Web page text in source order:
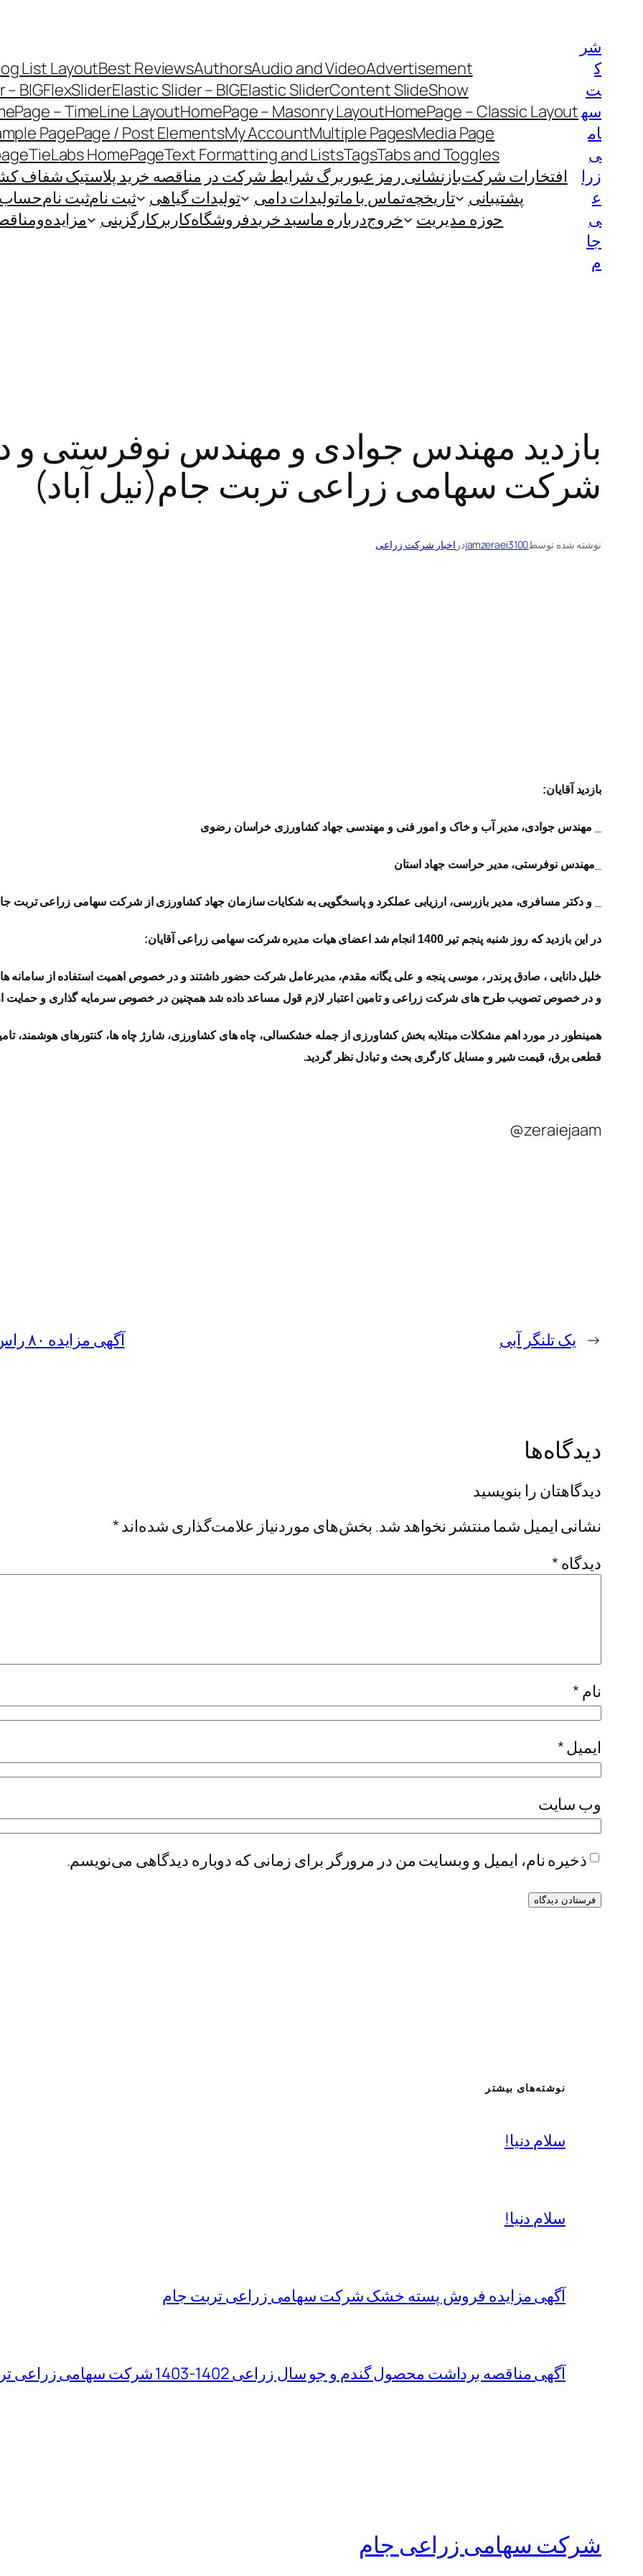
شر
ک
ت
سه
ام
ی
زرا
ع
ی
جا
م
Advertisement
Audio and Video
Authors
Best Reviews
List Layout
Content SlideShow
Elastic Slider
Elastic Slider – BIG
FlexSlider
– BIG
HomePage – Classic Layout
HomePage – Masonry Layout
– TimeLine Layout
Media Page
Multiple Pages
My Account
Page / Post Elements
Page
Tabs and Toggles
Tags
Text Formatting and Lists
TieLabs HomePage
افتخارات شرکتبازنشانی رمز عبور برگ شرایط شرکت در مناقصه خرید پلاستیک شفاف
پشتیبانی
تاریخچهتماس با ماتولیدات دامی تولیدات گیاهی ثبت نامثبت نامحساب
حوزه مدیریت
خروجدرباره ماسبد خریدفروشگاهکاربرکارگزینی
بازدید مهندس جوادی و مهندس نوفرستی و
شرکت سهامی زراعی تربت جام(نیل آباد)
نوشته شده توسطjamzeraei3100در اخبار شرکت زراعی
بازدید آقایان:
_ مهندس جوادی، مدیر آب و خاک و امور فنی و مهندسی جهاد کشاورزی خراسان رضوی
_مهندس نوفرستی، مدیر حراست جهاد استان
_ و دکتر مسافری، مدیر بازرسی، ارزیابی عملکرد و پاسخگویی به شکایات سازمان جهاد کشاورزی از شرکت سهامی زراعی تربت جام
در این بازدید که روز شنبه پنجم تیر 1400 انجام شد اعضای هیات مدیره شرکت سهامی زراعی آقایان:
خلیل دانایی ، صادق پرندر ، موسی پنجهو علی یگانه مقدم، مدیرعامل شرکت حضور داشتند و در خصوص اهمیت استفاده از
و در خصوص تصویب طرح های شرکتزراعی و تامين اعتبار لازم قول مساعد داده شد همچنین در خصوص سرمایه گذاری و حمایت
همینطور در مورد اهم مشکلات مبتلابه بخش کشاورزی از جمله خشکسالی، چاه های کشاورزی، شارژ چاه ها، کنتورهای هوشمند،
قطعی برق، قیمت شیر و مسایل کارگری بحث و تبادل نظر گردید.
zeraiejaam@
← یک تلنگر آبی آگهی مزایده ۸۰ راس بره نر تولیدی واحد گوسفندداری شرکت
دیدگاه‌ها
دیدگاهتان را بنویسید
نشانی ایمیل شما منتشر نخواهد شد. بخش‌های موردنیاز علامت‌گذاری شده‌اند*
دیدگاه *
نام *
ایمیل*
وب‌ سایت
ذخیره نام، ایمیل و وبسایت من در مرورگر برای زمانی که دوباره دیدگاهی می‌نویسم.
نوشته‌های بیشتر
سلام دنیا!
سلام دنیا!
آگهی مزایده فروش پسته خشک شرکت سهامی زراعی تربت جام
آگهی مناقصه برداشت محصول گندم و جو سال زراعی 1402-1403 شرکت سهامی زراعی تربت جام
شرکت سهامی زراعی جام